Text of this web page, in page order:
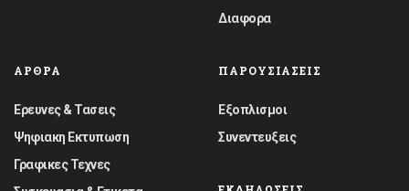
Διαφορα
ΆΡΘΡΑ
Ερευνες & Τασεις
Ψηφιακη Εκτυπωση
Γραφικες Τεχνες
ΠΑΡΟΥΣΙΆΣΕΙΣ
Εξοπλισμοι
Συνεντευξεις